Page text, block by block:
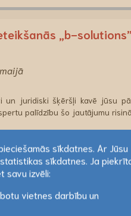
sīkdatnes. Ar Jūsu
savu izvēli: Lasīt vairāk
„b-
un juridiski šķēršļi kavē jūsu
palīdzību šo jautājumu
jūras reģiona
komiteja atlasa 33
martā
sīkdatnes. Ar Jūsu
sīkdatnes. Ja
savu izvēli:
vietnes darbību un